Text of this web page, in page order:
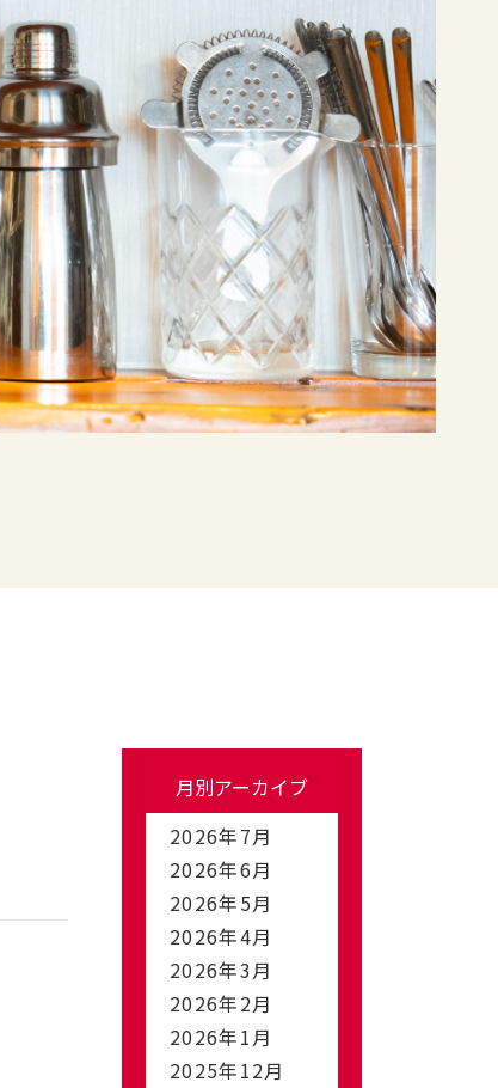
月別アーカイブ
2026年7月
2026年6月
2026年5月
2026年4月
2026年3月
2026年2月
2026年1月
2025年12月